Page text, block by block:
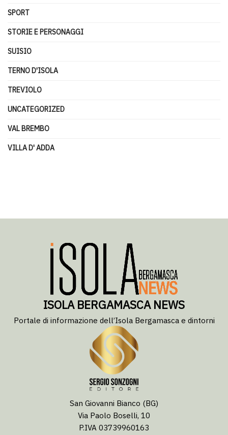
SPORT
STORIE E PERSONAGGI
SUISIO
TERNO D'ISOLA
TREVIOLO
UNCATEGORIZED
VAL BREMBO
VILLA D' ADDA
ISOLA BERGAMASCA NEWS
Portale di informazione dell’Isola Bergamasca e dintorni
San Giovanni Bianco (BG)
Via Paolo Boselli, 10
P.IVA 03739960163